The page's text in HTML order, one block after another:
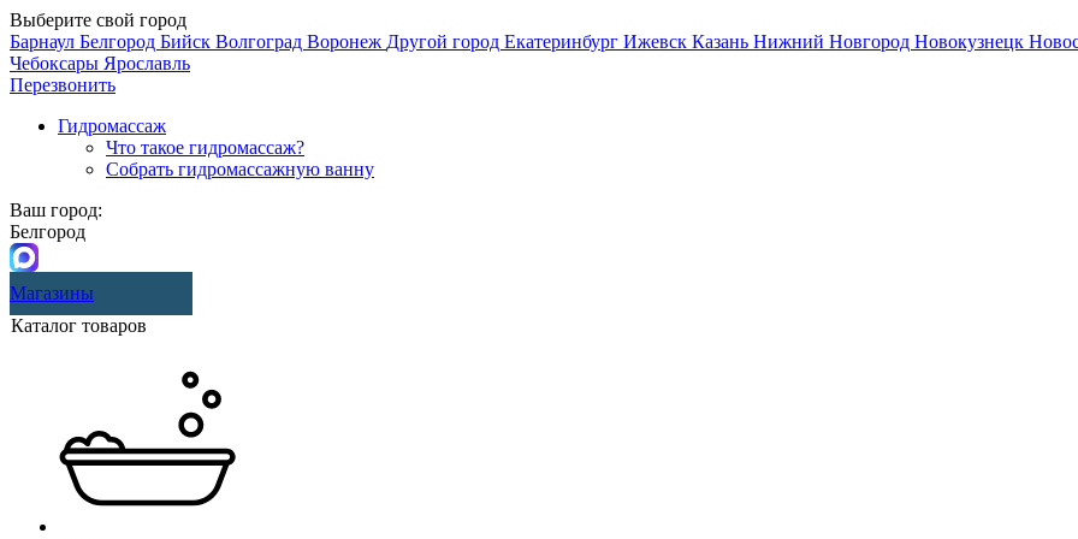
Выберите свой город
Барнаул Белгород Бийск Волгоград Воронеж Другой город Екатеринбург Ижевск Казань Нижний Новгород Новокузнецк
Чебоксары Ярославль
Перезвонить
Гидромассаж
Что такое гидромассаж?
Собрать гидромассажную ванну
Ваш город:
Белгород
Магазины
Каталог товаров